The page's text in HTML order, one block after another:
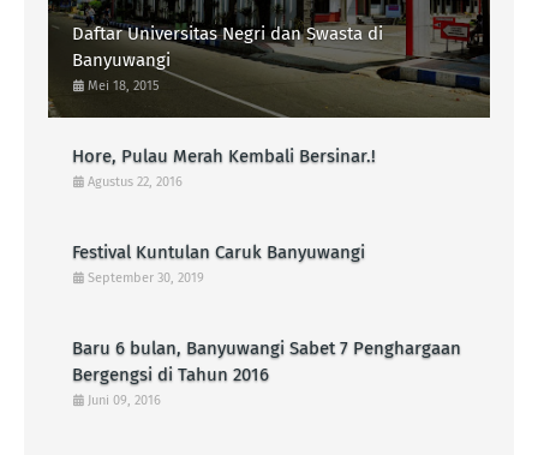
Daftar Universitas Negri dan Swasta di
Banyuwangi
Mei 18, 2015
Hore, Pulau Merah Kembali Bersinar.!
Agustus 22, 2016
Festival Kuntulan Caruk Banyuwangi
September 30, 2019
Baru 6 bulan, Banyuwangi Sabet 7 Penghargaan
Bergengsi di Tahun 2016
Juni 09, 2016